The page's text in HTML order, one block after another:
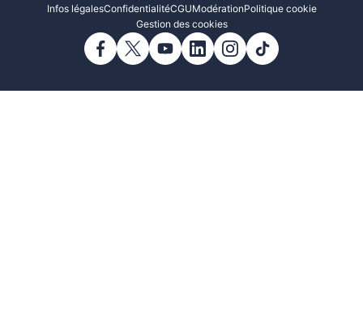
Infos légalesConfidentialitéCGUModérationPolitique cookie
Gestion des cookies